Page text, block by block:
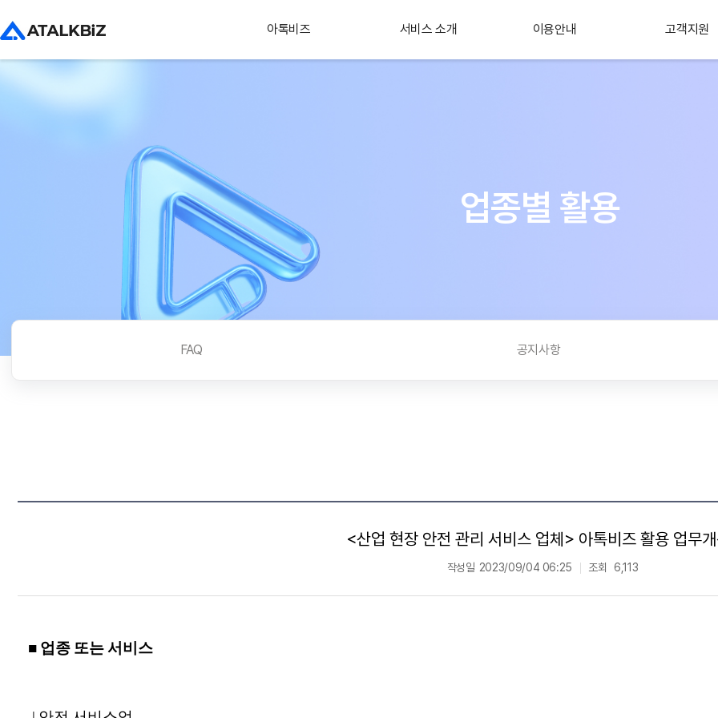
아톡비즈 서비스 소개 이용안내 고객지원
업종별 활용
FAQ 공지사항
<산업 현장 안전 관리 서비스 업체> 아톡비즈 활용 업무
작성일 2023/09/04 06:25 조회 6,113
■ 업종 또는 서비스